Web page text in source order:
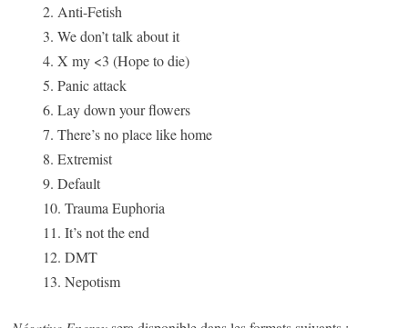
2. Anti-Fetish
3. We don’t talk about it
4. X my <3 (Hope to die)
5. Panic attack
6. Lay down your flowers
7. There’s no place like home
8. Extremist
9. Default
10. Trauma Euphoria
11. It’s not the end
12. DMT
13. Nepotism